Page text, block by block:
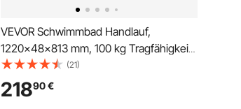
VEVOR Schwimmbad Handlauf,
1220x48x813 mm, 100 kg Tragfähigkeit,
Pool Haltegriff aus Edelstahl, nahtlos
geschweißt, Einbau-/Sockelmontage,
Einstiegshilfe für Poolbereiche,
(21)
21890€